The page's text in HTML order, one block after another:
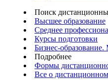
Поиск
Высшее образование
Среднее
Курсы подготовки
Бизнес-образование.
Подробнее
Формы
Все о